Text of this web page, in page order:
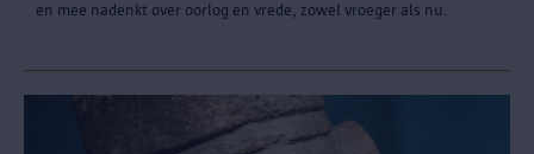
en mee nadenkt over oorlog en vrede, zowel vroeger als nu.